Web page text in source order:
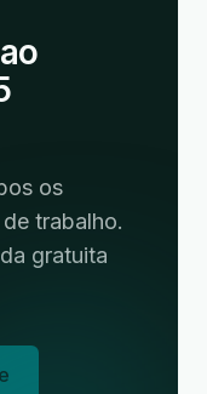
os
trabalho.
gratuita